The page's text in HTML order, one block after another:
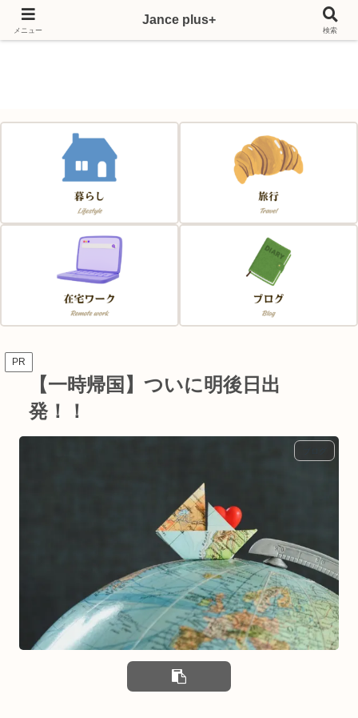
Japan & France & Chance～フランス移住応援サイト～
PR
【一時帰国】ついに明後日出
発！！
メニュー
Jance plus+
検索